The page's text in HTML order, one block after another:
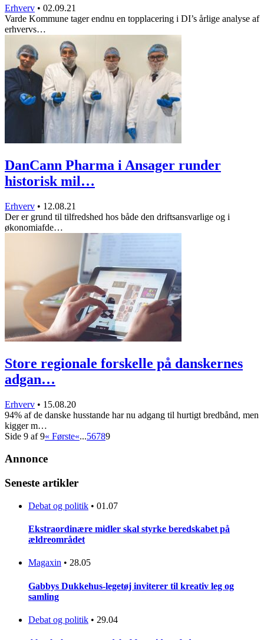
Erhverv • 02.09.21
Varde Kommune tager endnu en topplacering i DI’s årlige analyse af
erhvervs…
DanCann Pharma i Ansager runder
historisk mil…
Erhverv • 12.08.21
Der er grund til tilfredshed hos både den driftsansvarlige og i
økonomiafde…
Store regionale forskelle på danskernes
adgan…
Erhverv • 15.08.20
94% af de danske husstande har nu adgang til hurtigt bredbånd, men
kigger m…
Side 9 af 9« Første«...56789
Annonce
Seneste artikler
Debat og politik • 01.07
Ekstraordinære midler skal styrke beredskabet på
ældreområdet
Magaxin • 28.05
Gabbys Dukkehus-legetøj inviterer til kreativ leg og
samling
Debat og politik • 29.04